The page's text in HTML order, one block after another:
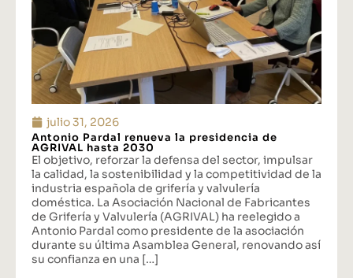
julio 31, 2026
Antonio Pardal renueva la presidencia de
AGRIVAL hasta 2030
El objetivo, reforzar la defensa del sector, impulsar
la calidad, la sostenibilidad y la competitividad de la
industria española de grifería y valvulería
doméstica. La Asociación Nacional de Fabricantes
de Grifería y Valvulería (AGRIVAL) ha reelegido a
Antonio Pardal como presidente de la asociación
durante su última Asamblea General, renovando así
su confianza en una […]